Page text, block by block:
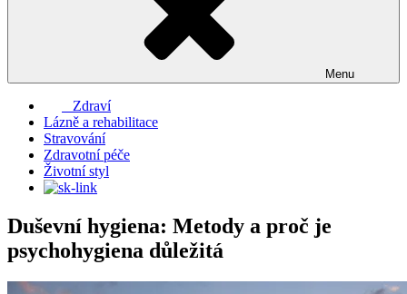
Menu
Zdraví
Lázně a rehabilitace
Stravování
Zdravotní péče
Životní styl
Duševní hygiena: Metody a proč je
psychohygiena důležitá